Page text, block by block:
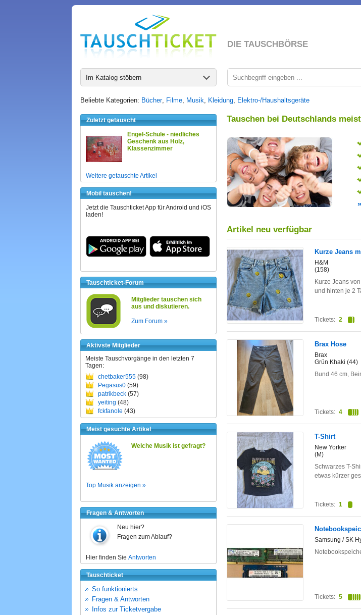
DIE TAUSCHBÖRSE
Im Katalog stöbern
Beliebte Kategorien: Bücher, Filme, Musik, Kleidung, Elektro-/Haushaltsgeräte
Zuletzt getauscht
Engel-Schule - niedliches
Geschenk aus Holz,
Klassenzimmer
Weitere getauschte Artikel
Mobil tauschen!
Jetzt die Tauschticket App für Android und iOS
laden!
Tauschticket-Forum
Mitglieder tauschen sich
aus und diskutieren.
Zum Forum »
Aktivste Mitglieder
Meiste Tauschvorgänge in den letzten 7
Tagen:
chetbaker555 (98)
Pegasus0 (59)
patrikbeck (57)
yeiting (48)
fckfanole (43)
Meist gesuchte Artikel
Welche Musik ist gefragt?
Top Musik anzeigen »
Fragen & Antworten
Neu hier?
Fragen zum Ablauf?
Hier finden Sie Antworten
Tauschticket
So funktionierts
Fragen & Antworten
Infos zur Ticketvergabe
Tauschen bei Deutschlands
Artikel neu verfügbar
Kurze Jeans
H&M
(158)
Kurze Jeans
und hinten je 2
Tickets: 2
Brax Hose
Brax
Grün Khaki (44)
Bund 46 cm,
Tickets: 4
T-Shirt
New Yorker
(M)
Schwarzes T-
etwas kürzer
Tickets: 1
Samsung / SK
Tickets: 5